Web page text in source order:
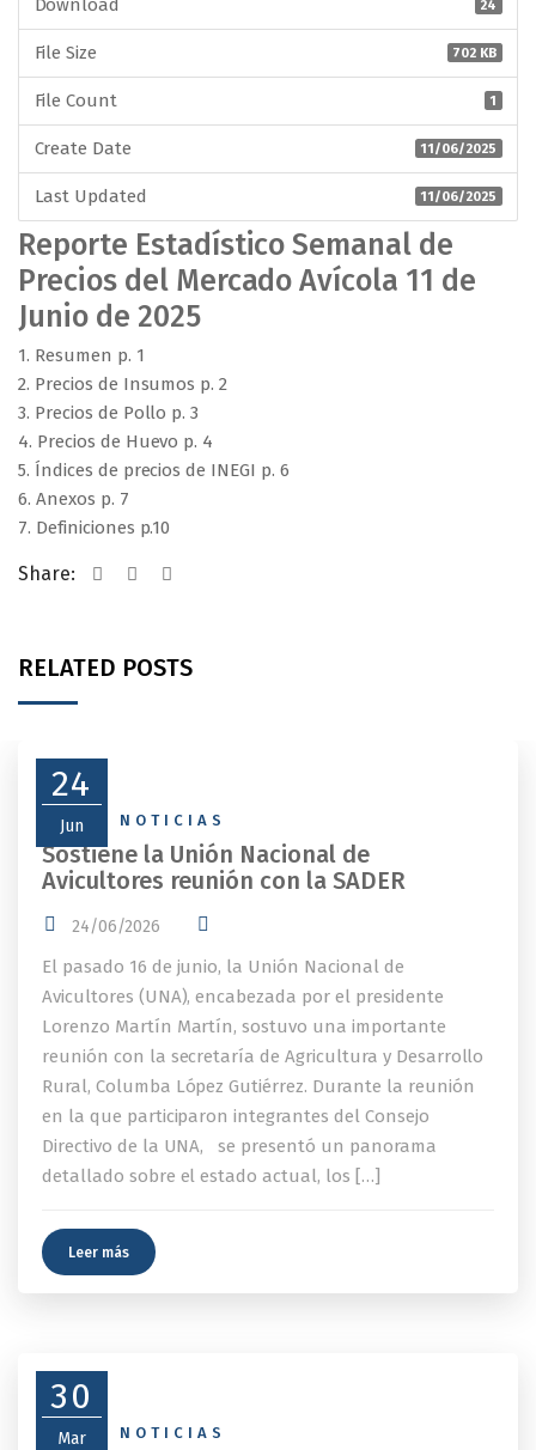
Download 24
File Size 702 KB
File Count 1
Create Date 11/06/2025
Last Updated 11/06/2025
Reporte Estadístico Semanal de
Precios del Mercado Avícola 11 de
Junio de 2025
1. Resumen p. 1
2. Precios de Insumos p. 2
3. Precios de Pollo p. 3
4. Precios de Huevo p. 4
5. Índices de precios de INEGI p. 6
6. Anexos p. 7
7. Definiciones p.10
Share:
RELATED POSTS
24
Jun
NEWS NOTICIAS
Sostiene la Unión Nacional de
Avicultores reunión con la SADER
24/06/2026
El pasado 16 de junio, la Unión Nacional de
Avicultores (UNA), encabezada por el presidente
Lorenzo Martín Martín, sostuvo una importante
reunión con la secretaría de Agricultura y Desarrollo
Rural, Columba López Gutiérrez. Durante la reunión
en la que participaron integrantes del Consejo
Directivo de la UNA, se presentó un panorama
detallado sobre el estado actual, los […]
Leer más
30
Mar
NEWS NOTICIAS